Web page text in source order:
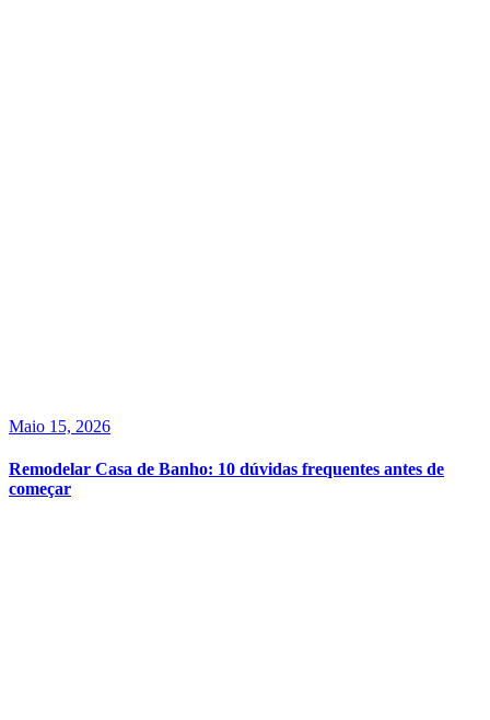
Maio 15, 2026
Remodelar Casa de Banho: 10 dúvidas frequentes antes de
começar